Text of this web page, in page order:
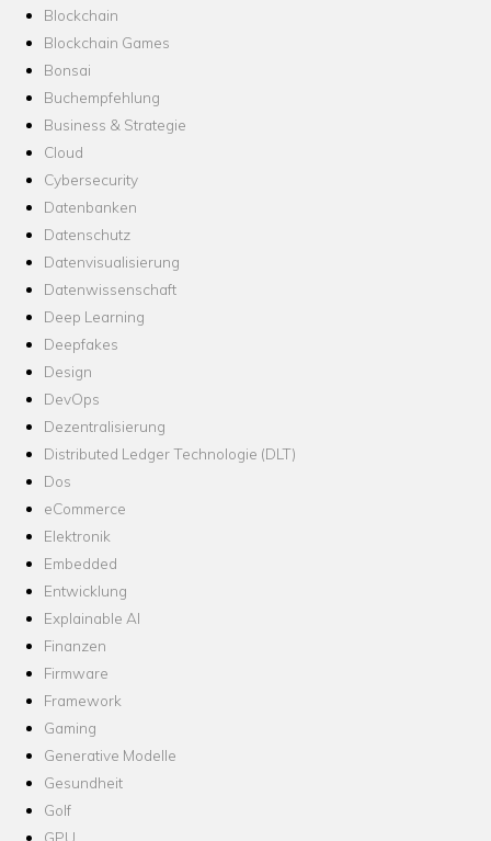
Blockchain
Blockchain Games
Bonsai
Buchempfehlung
Business & Strategie
Cloud
Cybersecurity
Datenbanken
Datenschutz
Datenvisualisierung
Datenwissenschaft
Deep Learning
Deepfakes
Design
DevOps
Dezentralisierung
Distributed Ledger Technologie (DLT)
Dos
eCommerce
Elektronik
Embedded
Entwicklung
Explainable AI
Finanzen
Firmware
Framework
Gaming
Generative Modelle
Gesundheit
Golf